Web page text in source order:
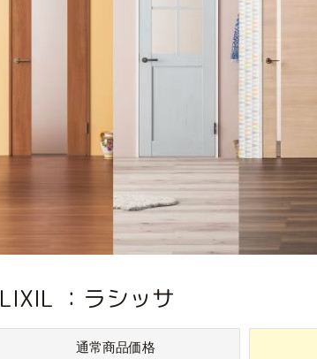
LIXIL ：ラシッサ
通常商品価格